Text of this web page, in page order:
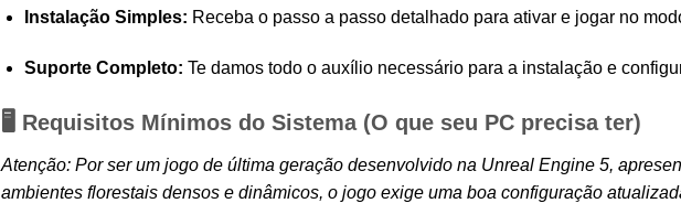
Instalação Simples: Receba o passo a passo detalhado para ativar e jogar no
Suporte Completo: Te damos todo o auxílio necessário para a instalação e
🖥️ Requisitos Mínimos do Sistema (O que seu PC precisa ter)
Atenção: Por ser um jogo de última geração desenvolvido na Unreal Engine 5,
ambientes florestais densos e dinâmicos, o jogo exige uma boa configuração